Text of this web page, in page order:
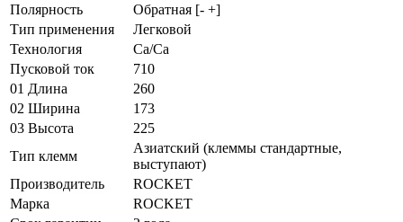
Полярность
Обратная [- +]
Тип применения
Легковой
Технология
Ca/Ca
Пусковой ток
710
01 Длина
260
02 Ширина
173
03 Высота
225
Тип клемм
Азиатский (клеммы стандартные,
выступают)
Производитель
ROCKET
Марка
ROCKET